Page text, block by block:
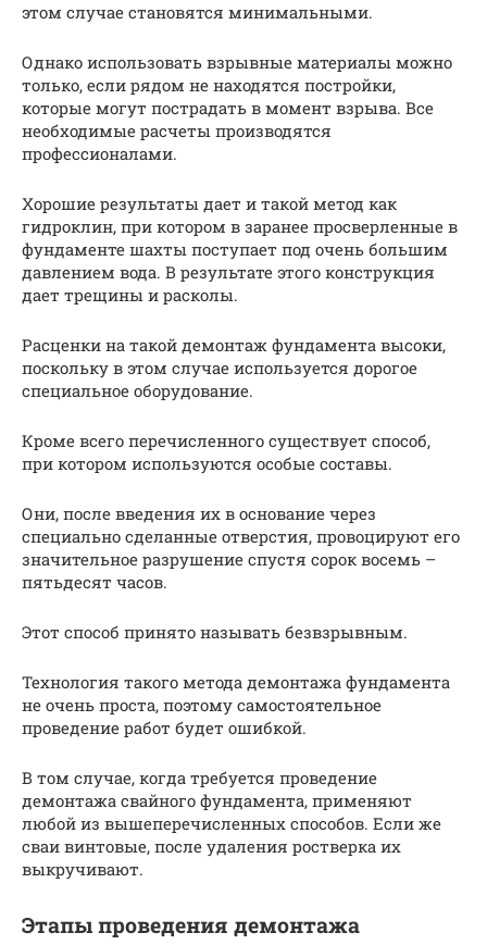
этом случае становятся минимальными.
Однако использовать взрывные материалы можно
только, если рядом не находятся постройки,
которые могут пострадать в момент взрыва. Все
необходимые расчеты производятся
профессионалами.
Хорошие результаты дает и такой метод как
гидроклин, при котором в заранее просверленные в
фундаменте шахты поступает под очень большим
давлением вода. В результате этого конструкция
дает трещины и расколы.
Расценки на такой демонтаж фундамента высоки,
поскольку в этом случае используется дорогое
специальное оборудование.
Кроме всего перечисленного существует способ,
при котором используются особые составы.
Они, после введения их в основание через
специально сделанные отверстия, провоцируют его
значительное разрушение спустя сорок восемь –
пятьдесят часов.
Этот способ принято называть безвзрывным.
Технология такого метода демонтажа фундамента
не очень проста, поэтому самостоятельное
проведение работ будет ошибкой.
В том случае, когда требуется проведение
демонтажа свайного фундамента, применяют
любой из вышеперечисленных способов. Если же
сваи винтовые, после удаления ростверка их
выкручивают.
Этапы проведения демонтажа